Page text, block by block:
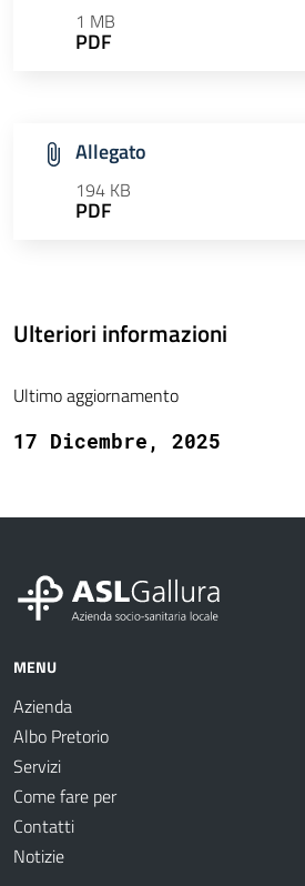
1 MB
PDF
Allegato
194 KB
PDF
Ulteriori informazioni
Ultimo aggiornamento
17 Dicembre, 2025
MENU
Azienda
Albo Pretorio
Servizi
Come fare per
Contatti
Notizie